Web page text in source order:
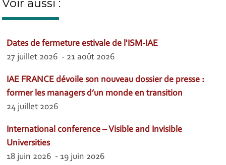
Voir aussi :
Dates de fermeture estivale de l'ISM-IAE
27 juillet 2026 - 21 août 2026
IAE FRANCE dévoile son nouveau dossier de presse :
former les managers d’un monde en transition
24 juillet 2026
International conference – Visible and Invisible
Universities
18 juin 2026 - 19 juin 2026